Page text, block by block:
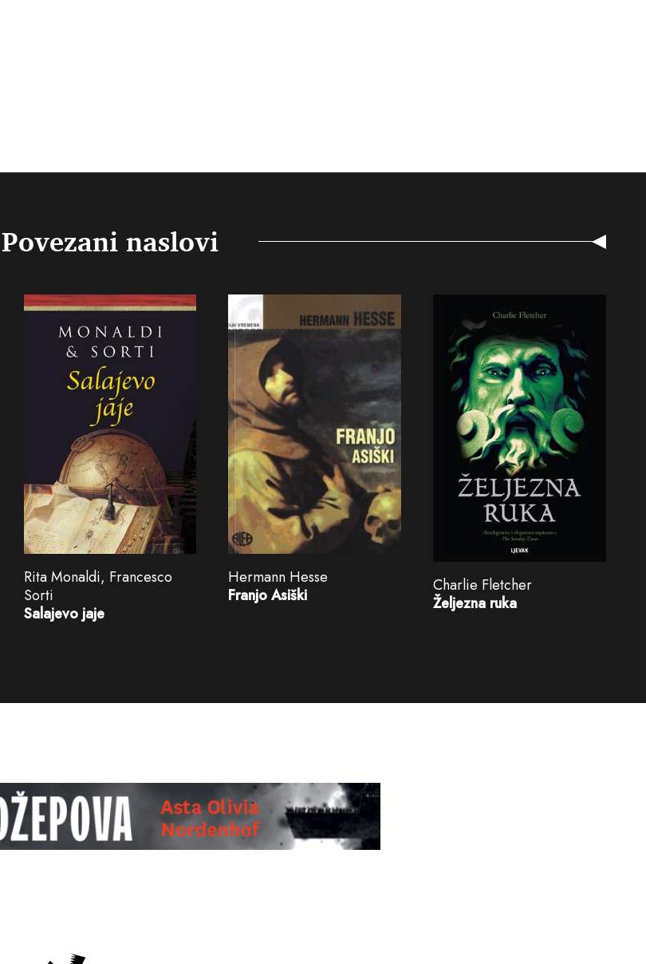
Povezani naslovi
Rita Monaldi, Francesco
Sorti
Salajevo jaje
Hermann Hesse
Franjo Asiški
Charlie Fletcher
Željezna ruka